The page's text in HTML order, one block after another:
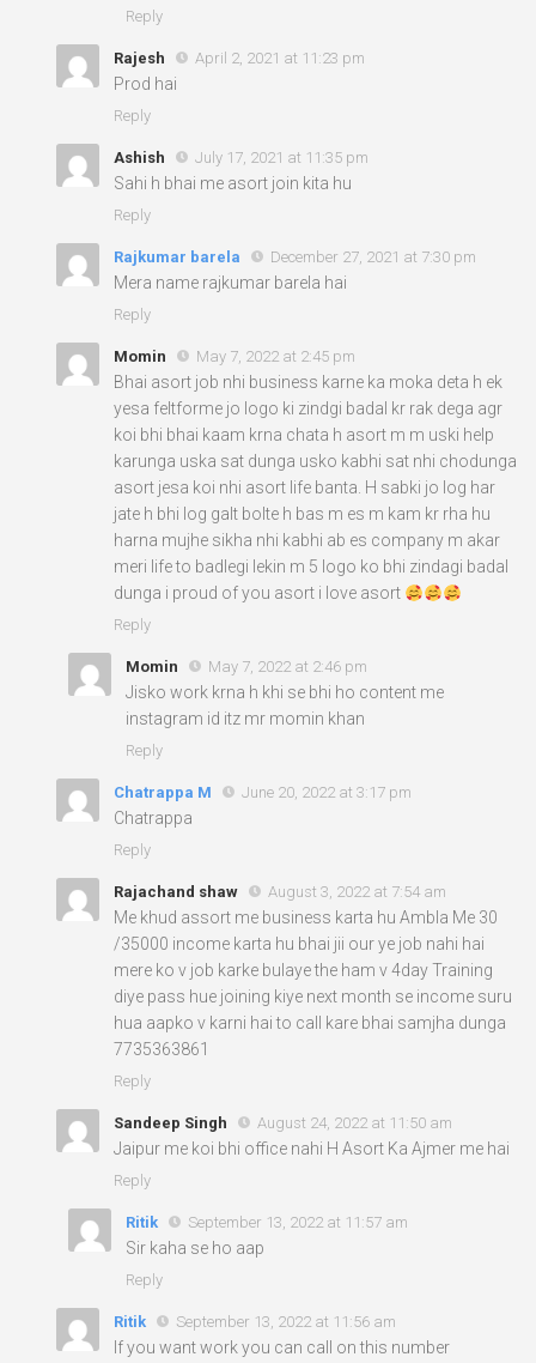
Reply
Rajesh April 2, 2021 at 11:23 pm
Prod hai
Reply
Ashish July 17, 2021 at 11:35 pm
Sahi h bhai me asort join kita hu
Reply
Rajkumar barela December 27, 2021 at 7:30 pm
Mera name rajkumar barela hai
Reply
Momin May 7, 2022 at 2:45 pm
Bhai asort job nhi business karne ka moka deta h ek
yesa feltforme jo logo ki zindgi badal kr rak dega agr
koi bhi bhai kaam krna chata h asort m m uski help
karunga uska sat dunga usko kabhi sat nhi chodunga
asort jesa koi nhi asort life banta. H sabki jo log har
jate h bhi log galt bolte h bas m es m kam kr rha hu
harna mujhe sikha nhi kabhi ab es company m akar
meri life to badlegi lekin m 5 logo ko bhi zindagi badal
dunga i proud of you asort i love asort
Reply
Momin May 7, 2022 at 2:46 pm
Jisko work krna h khi se bhi ho content me
instagram id itz mr momin khan
Reply
Chatrappa M June 20, 2022 at 3:17 pm
Chatrappa
Reply
Rajachand shaw August 3, 2022 at 7:54 am
Me khud assort me business karta hu Ambla Me 30
/35000 income karta hu bhai jii our ye job nahi hai
mere ko v job karke bulaye the ham v 4day Training
diye pass hue joining kiye next month se income suru
hua aapko v karni hai to call kare bhai samjha dunga
7735363861
Reply
Sandeep Singh August 24, 2022 at 11:50 am
Jaipur me koi bhi office nahi H Asort Ka Ajmer me hai
Reply
Ritik September 13, 2022 at 11:57 am
Sir kaha se ho aap
Reply
Ritik September 13, 2022 at 11:56 am
If you want work you can call on this number